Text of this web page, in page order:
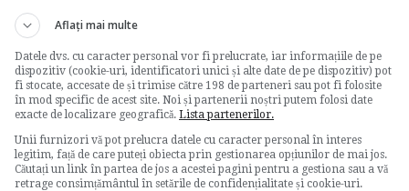
cu respectarea procedurii de evaluare
pentru necorespundere profesionala in
posibila concedierea salariatului pentru
efectuarii evaluarii prealabile a salariatului.
contractul individual de munca
Aflați mai multe
Datele dvs. cu caracter personal vor fi prelucrate, iar informațiile de pe
dispozitiv (cookie-uri, identificatori unici și alte date de pe dispozitiv) pot
fi stocate, accesate de și trimise către 198 de parteneri sau pot fi folosite
în mod specific de acest site. Noi și partenerii noștri putem folosi date
exacte de localizare geografică. Lista partenerilor.
Unii furnizori vă pot prelucra datele cu caracter personal în interes
legitim, față de care puteți obiecta prin gestionarea opțiunilor de mai jos.
Căutați un link în partea de jos a acestei pagini pentru a gestiona sau a vă
retrage consimțământul în setările de confidențialitate și cookie-uri.